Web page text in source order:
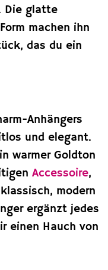
Die glatte
machen ihn
das du ein
Anhängers
und elegant.
warmer Goldton
Accessoire,
modern
ergänzt jedes
einen Hauch von